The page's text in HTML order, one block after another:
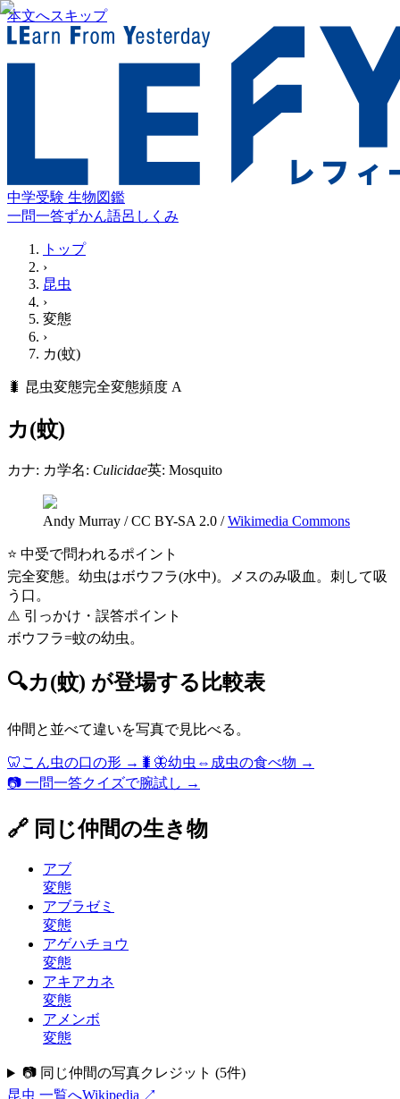
本文へスキップ
中学受験 生物図鑑
一問一答ずかん語呂 しくみ
トップ
›
昆虫
›
変態
›
カ(蚊)
🐛 昆虫変態完全変態頻度 A
カ(蚊)
カナ: カ学名: Culicidae英: Mosquito
Andy Murray /CC BY-SA 2.0 / Wikimedia Commons
⭐ 中受で問われるポイント
完全変態。幼虫はボウフラ(水中)。メスのみ吸血。刺して吸
う口。
⚠️ 引っかけ・誤答ポイント
ボウフラ=蚊の幼虫。
🔍カ(蚊) が登場する比較表
仲間と並べて違いを写真で見比べる。
🦷 こん虫の口の形 → 🐛🦋幼虫⇔成虫の食べ物 →
📷 一問一答クイズで腕試し →
🔗 同じ仲間の生き物
アブ
変態
アブラゼミ
変態
アゲハチョウ
変態
アキアカネ
変態
アメンボ
変態
📷 同じ仲間の写真クレジット (5件)
昆虫 一覧へWikipedia ↗